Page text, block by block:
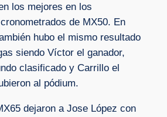
los mejores en los
de MX50. En
hubo el mismo resultado
siendo Víctor el ganador,
clasificado y Carrillo el
al pódium.
dejaron a Jose López con